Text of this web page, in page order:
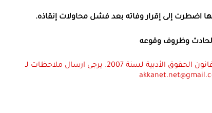
اضطرت إلى إقرار وفاته بعد فشل محاولات إنقاذه.
وظروف وقوعه
استعمال المضامين بموجب بند 27 أ لقانون الحقوق الأدبية لسنة 2007. يرجى ارسال ملاحظات لـ